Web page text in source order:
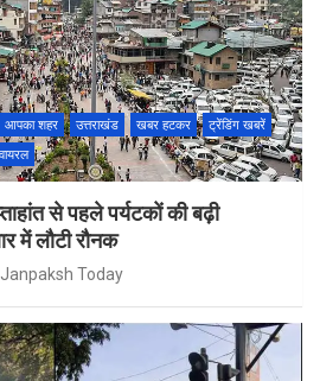
आपका शहर उत्तराखंड खबर हटकर
ट्रेंडिंग खबरें
से पहले पर्यटकों की बढ़ी
में लौटी रौनक
Janpaksh Today